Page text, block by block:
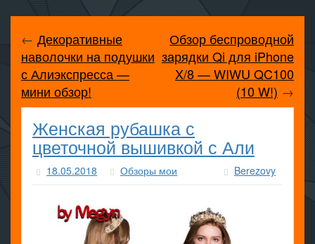
← Декоративные
наволочки на подушки
с Алиэкспресса —
мини обзор!
Обзор беспроводной
зарядки Qi для iPhone
X/8 — WIWU QC100
(10 W!) →
Женская рубашка с
цветочной вышивкой с Али
18.05.2018 Обзоры мои Berezovy